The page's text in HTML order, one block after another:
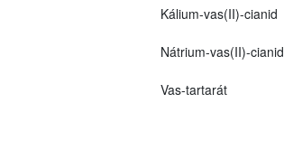
Kálium-vas(II)-cianid
Nátrium-vas(II)-cianid
Vas-tartarát